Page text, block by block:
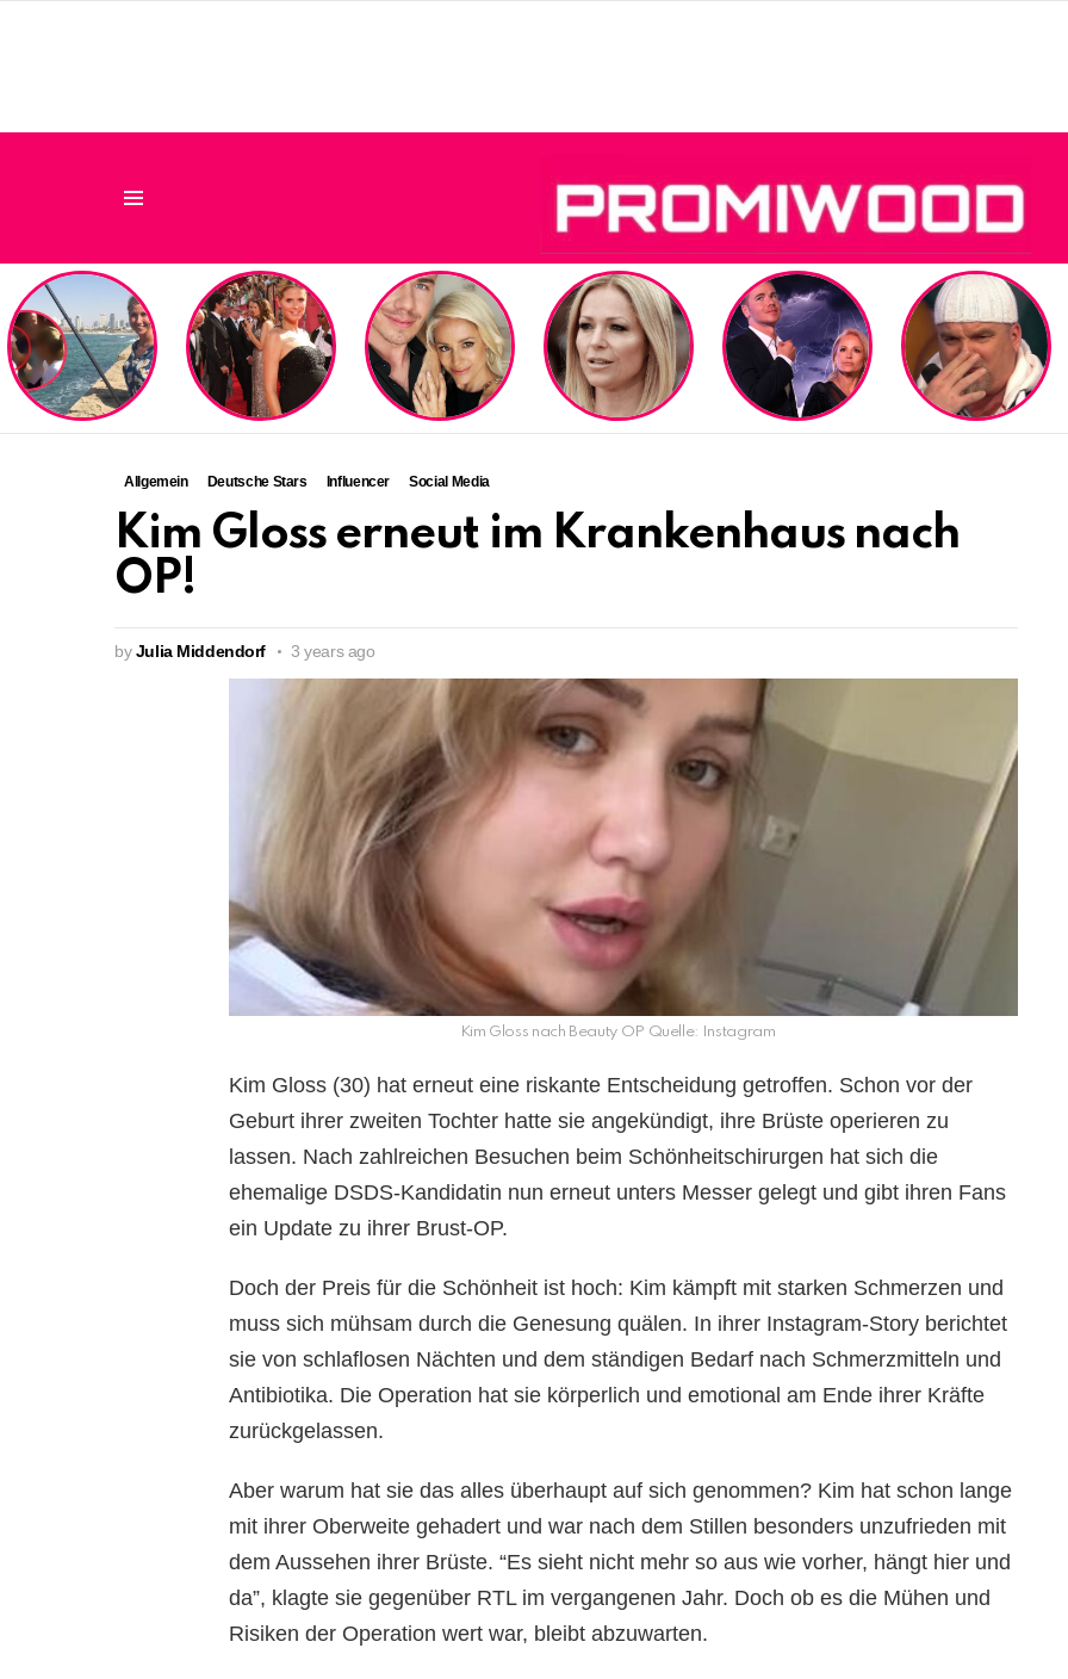
LATEST
STORIES
Allgemein Deutsche Stars Influencer Social Media
Kim Gloss erneut im Krankenhaus nach
OP!
by Julia Middendorf 3 years ago
Kim Gloss nach Beauty OP Quelle: Instagram
Kim Gloss (30) hat erneut eine riskante Entscheidung getroffen. Schon vor der
Geburt ihrer zweiten Tochter hatte sie angekündigt, ihre Brüste operieren zu
lassen. Nach zahlreichen Besuchen beim Schönheitschirurgen hat sich die
ehemalige DSDS-Kandidatin nun erneut unters Messer gelegt und gibt ihren Fans
ein Update zu ihrer Brust-OP.
Doch der Preis für die Schönheit ist hoch: Kim kämpft mit starken Schmerzen und
muss sich mühsam durch die Genesung quälen. In ihrer Instagram-Story berichtet
sie von schlaflosen Nächten und dem ständigen Bedarf nach Schmerzmitteln und
Antibiotika. Die Operation hat sie körperlich und emotional am Ende ihrer Kräfte
zurückgelassen.
Aber warum hat sie das alles überhaupt auf sich genommen? Kim hat schon lange
mit ihrer Oberweite gehadert und war nach dem Stillen besonders unzufrieden mit
dem Aussehen ihrer Brüste. “Es sieht nicht mehr so aus wie vorher, hängt hier und
da”, klagte sie gegenüber RTL im vergangenen Jahr. Doch ob es die Mühen und
Risiken der Operation wert war, bleibt abzuwarten.